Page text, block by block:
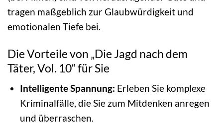
tragen maßgeblich zur Glaubwürdigkeit und
emotionalen Tiefe bei.
Die Vorteile von „Die Jagd nach dem
Täter, Vol. 10“ für Sie
Intelligente Spannung: Erleben Sie komplexe
Kriminalfälle, die Sie zum Mitdenken anregen
und überraschen.